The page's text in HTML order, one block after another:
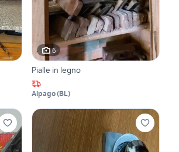
6
Pialle in legno
Alpago(BL)